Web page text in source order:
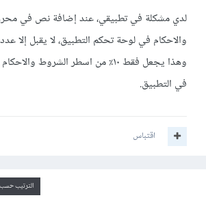
لدي مشكلة في تطبيقي، عند إضافة نص في
والاحكام في لوحة تحكم التطبيق، لا يقبل إلا
وهذا يجعل فقط ١٠٪ من اسطر الشروط
في التطبيق.
اقتباس
الترتيب حسب